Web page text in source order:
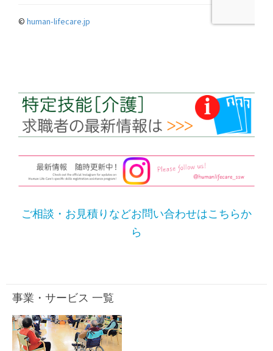
ご相談・お見積りなどお問い合わせはこちらか
ら
事業・サービス 一覧